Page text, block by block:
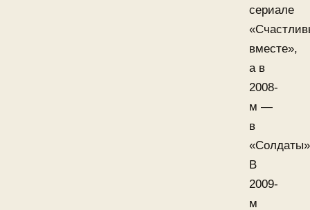
сериале
вместе»,
а в
2008-
м —
в
В
2009-
м